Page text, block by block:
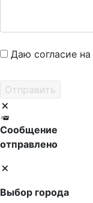
Даю согласие на
Сообщение
отправлено
Выбор города